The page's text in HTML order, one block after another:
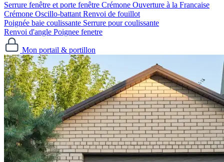
Serrure fenêtre et porte fenêtre
Crémone Ouverture à la Francaise
Crémone Oscillo-battant Renvoi de fouillot
Poignée baie coulissante Serrure pour coulissante
Renvoi d'angle Poignee fenetre
Mon portail & portillon